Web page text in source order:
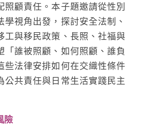
照顧責任。本子題邀請從性別
學視角出發，探討安全法制、
工與移民政策、長照、社福與
「誰被照顧、如何照顧、誰負
些法律安排如何在交織性條件
公共責任與日常生活實踐民主
險